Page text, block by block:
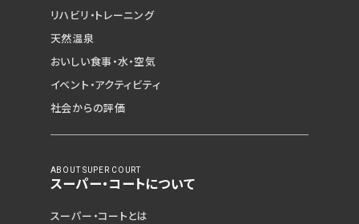
リハビリ・トレーニング
天然温泉
おいしい食事・水・空気
イベント・アクティビティ
社会からの評価
ABOUT SUPER COURT
スーパー・コートについて
スーパー・コートとは